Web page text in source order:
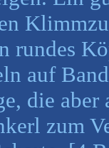
rundes
auf
die
zum